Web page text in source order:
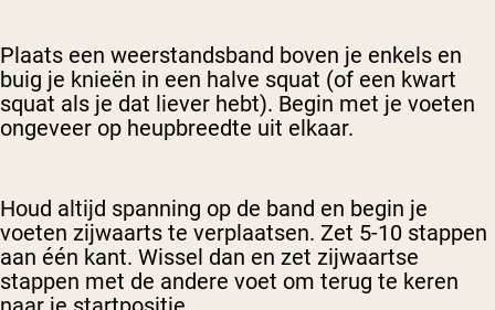
Plaats een weerstandsband boven je enkels en
buig je knieën in een halve squat (of een kwart
squat als je dat liever hebt). Begin met je voeten
ongeveer op heupbreedte uit elkaar.
Houd altijd spanning op de band en begin je
voeten zijwaarts te verplaatsen. Zet 5-10 stappen
aan één kant. Wissel dan en zet zijwaartse
stappen met de andere voet om terug te keren